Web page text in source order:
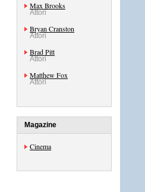
Max Brooks
Attori
Bryan Cranston
Attori
Brad Pitt
Attori
Matthew Fox
Attori
Magazine
Cinema